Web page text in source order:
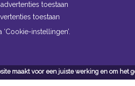
maakt voor een juiste werking en om het
Contacteer ons
toestaan
toestaan
instellingen’.